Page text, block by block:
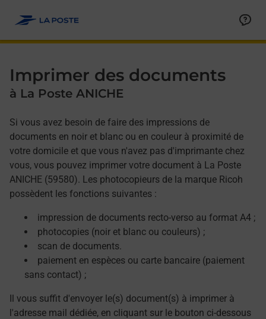
Imprimer des documents
à La Poste ANICHE
Si vous avez besoin de faire des impressions de
documents en noir et blanc ou en couleur à proximité de
votre domicile et que vous n'avez pas d'imprimante chez
vous, vous pouvez imprimer votre document à La Poste
ANICHE (59580). Les photocopieurs de la marque Ricoh
possèdent les fonctions suivantes :
impression de documents recto-verso au format A4 ;
photocopies (noir et blanc ou couleurs) ;
scan de documents.
paiement en espèces ou carte bancaire (paiement
sans contact) ;
Il vous suffit d'envoyer le(s) document(s) à imprimer à
l'adresse mail dédiée, en cliquant sur le bouton ci-dessous